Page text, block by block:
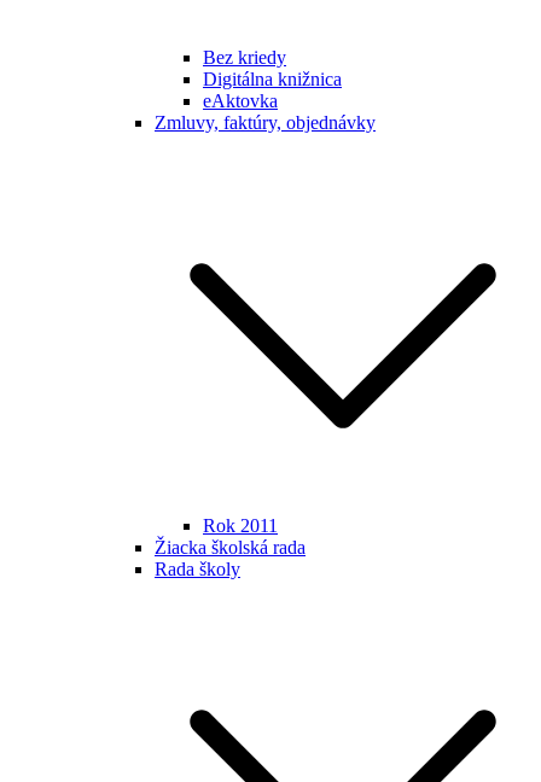
Bez kriedy
Digitálna knižnica
eAktovka
Zmluvy, faktúry, objednávky
Rok 2011
Žiacka školská rada
Rada školy